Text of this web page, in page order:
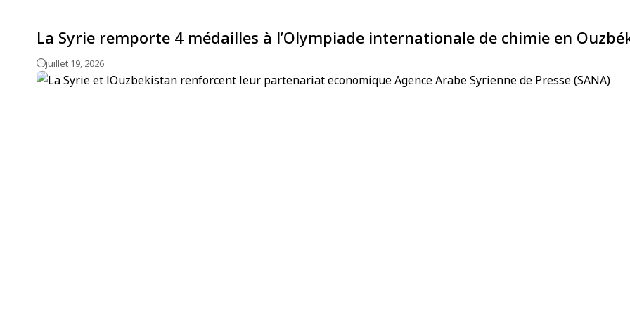
La Syrie remporte 4 médailles à l’Olympiade internationale de chimie en
juillet 19, 2026